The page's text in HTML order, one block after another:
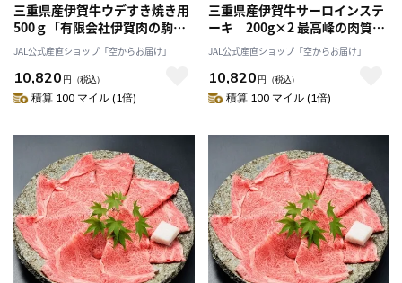
三重県産伊賀牛ウデすき焼き用
500ｇ「有限会社伊賀肉の駒
井」とろける赤身肉！伊賀地域
のみの希少な牛 送料無料
JAL公式産直ショップ「空からお届け」
10,820 円 （税込）
積算 100 マイル (1倍)
三重県産伊賀牛サーロインステ
ーキ 200g×2 最高峰の肉質！
伊賀地域のみの希少な牛「有限
会社伊賀肉の駒井」 送料無料
JAL公式産直ショップ「空からお届け」
10,820 円 （税込）
積算 100 マイル (1倍)